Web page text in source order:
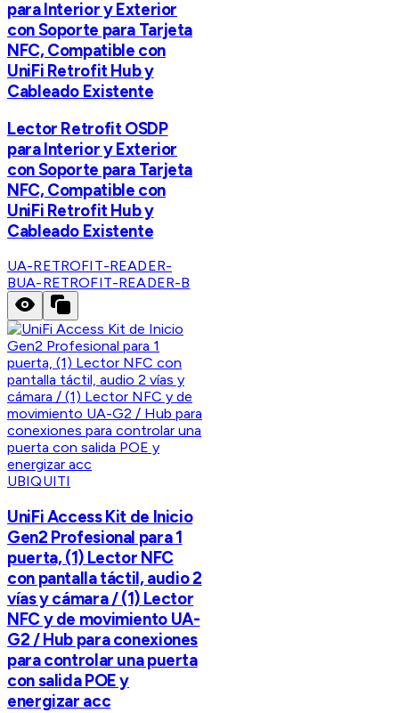
para Interior y Exterior
con Soporte para Tarjeta
NFC, Compatible con
UniFi Retrofit Hub y
Cableado Existente
Lector Retrofit OSDP
para Interior y Exterior
con Soporte para Tarjeta
NFC, Compatible con
UniFi Retrofit Hub y
Cableado Existente
UA-RETROFIT-READER-
BUA-RETROFIT-READER-B
UBIQUITI
UniFi Access Kit de Inicio
Gen2 Profesional para 1
puerta, (1) Lector NFC
con pantalla táctil, audio 2
vías y cámara / (1) Lector
NFC y de movimiento UA-
G2 / Hub para conexiones
para controlar una puerta
con salida POE y
energizar acc